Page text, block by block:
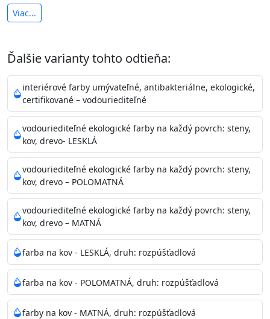
antibakteriálna a umývateľná
Je interiérová protiplesňová farba s iónmi
Vďaka svojmu špeciálnemu zloženiu
znižuje (o 99,9%) množstvo baktérií na povrchu náteru.
Preto jevhodná na nátery priestor s
vysokými nárokmi na hygienickú čistotu ako sú
nemocnice, pôrodnice, operačné
sály, potravinárske priestory, detské izby, školy,
škôlky, telocvične, a samozrejme je
vhodná aj do bežných priestorov. Je plne umývateľná
(trieda 2 podľa EN 13300) pri
zachovaní priedušnosti vodných pár z natretých
povrchov. Má vynikajúcu kryciu schopnosť,
vysokú výdatnosť a výborný rozliv. Je možné ju tónovať v
bohatej škále odtieňov.
Odtieň: Biela + je možné tónovať podľa RAL, NCS,
Pantone
Viac...
Ďalšie varianty tohto odtieňa:
interiérové farby umývateľné, antibakteriálne, ekologické,
certifikované – vodouriediteľné
vodouriediteľné ekologické farby na každý povrch: steny,
kov, drevo- LESKLÁ
vodouriediteľné ekologické farby na každý povrch: steny,
kov, drevo – POLOMATNÁ
vodouriediteľné ekologické farby na každý povrch: steny,
kov, drevo – MATNÁ
farba na kov - LESKLÁ, druh: rozpúšťadlová
farba na kov - POLOMATNÁ, druh: rozpúšťadlová
farby na kov - MATNÁ, druh: rozpúšťadlová